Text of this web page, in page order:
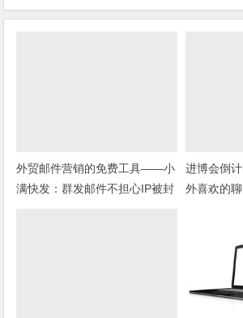
外贸邮件营销的免费工具——小
满快发：群发邮件不担心IP被封
进博会倒
外喜欢的